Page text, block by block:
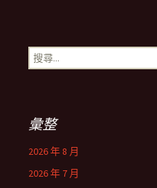
搜
尋
彙整
2026 年 8 月
2026 年 7 月